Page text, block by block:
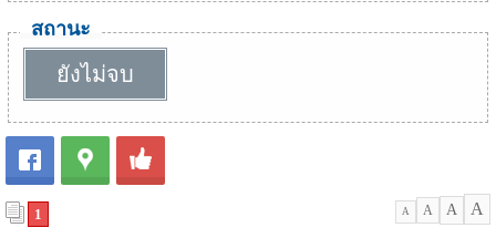
สถานะ
ยังไม่จบ
1 A A A A